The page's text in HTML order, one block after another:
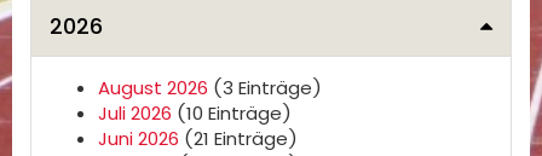
2026
August 2026 (3 Einträge)
Juli 2026 (10 Einträge)
Juni 2026 (21 Einträge)